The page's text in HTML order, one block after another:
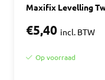
Maxifix Levelling
€5,40 incl. BTW
Op voorraad